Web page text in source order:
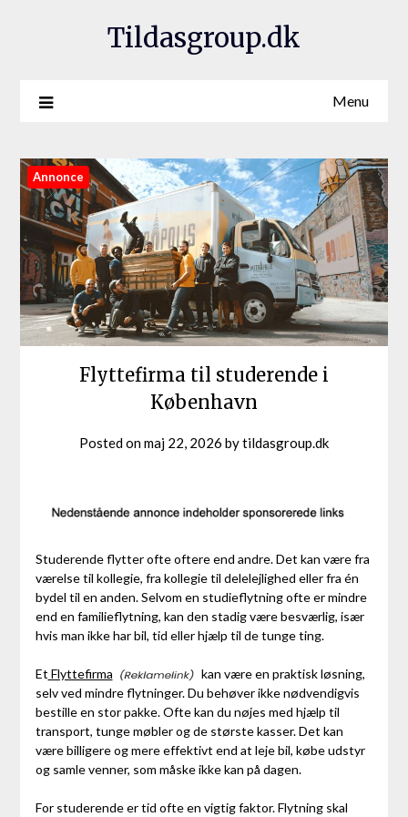
Tildasgroup.dk
Menu
Annonce
Flyttefirma til studerende i
København
Posted onmaj 22, 2026 bytildasgroup.dk
Studerende flytter ofte oftere end andre. Det kan være fra
værelse til kollegie, fra kollegie til delelejlighed eller fra én
bydel til en anden. Selvom en studieflytning ofte er mindre
end en familieflytning, kan den stadig være besværlig, især
hvis man ikke har bil, tid eller hjælp til de tunge ting.
Et Flyttefirma
kan være en praktisk løsning,
selv ved mindre flytninger. Du behøver ikke nødvendigvis
bestille en stor pakke. Ofte kan du nøjes med hjælp til
transport, tunge møbler og de største kasser. Det kan
være billigere og mere effektivt end at leje bil, købe udstyr
og samle venner, som måske ikke kan på dagen.
For studerende er tid ofte en vigtig faktor. Flytning skal